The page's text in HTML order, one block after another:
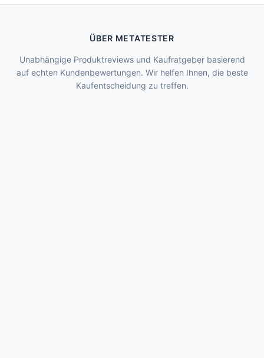
ÜBER METATESTER
Unabhängige Produktreviews und Kaufratgeber basierend
auf echten Kundenbewertungen. Wir helfen Ihnen, die beste
Kaufentscheidung zu treffen.